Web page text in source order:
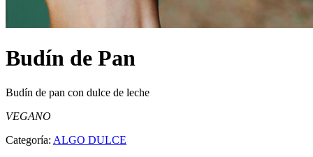
Budín de Pan
Budín de pan con dulce de leche
VEGANO
Categoría: ALGO DULCE